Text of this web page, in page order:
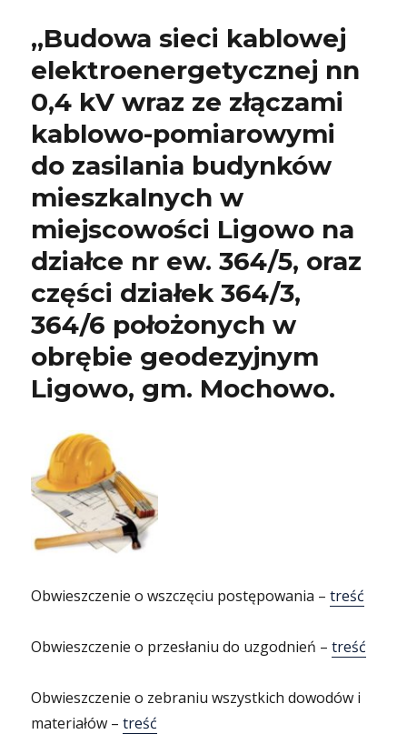
„Budowa sieci kablowej
elektroenergetycznej nn
0,4 kV wraz ze złączami
kablowo-pomiarowymi
do zasilania budynków
mieszkalnych w
miejscowości Ligowo na
działce nr ew. 364/5, oraz
części działek 364/3,
364/6 położonych w
obrębie geodezyjnym
Ligowo, gm. Mochowo.
Obwieszczenie o wszczęciu postępowania –treść
Obwieszczenie o przesłaniu do uzgodnień –treść
Obwieszczenie o zebraniu wszystkich dowodów i
materiałów –treść